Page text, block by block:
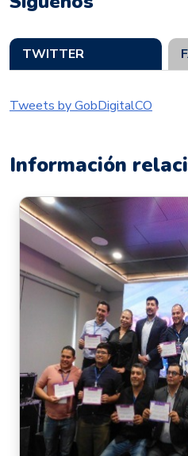
TWITTER
Tweets by GobDigitalCO
Información